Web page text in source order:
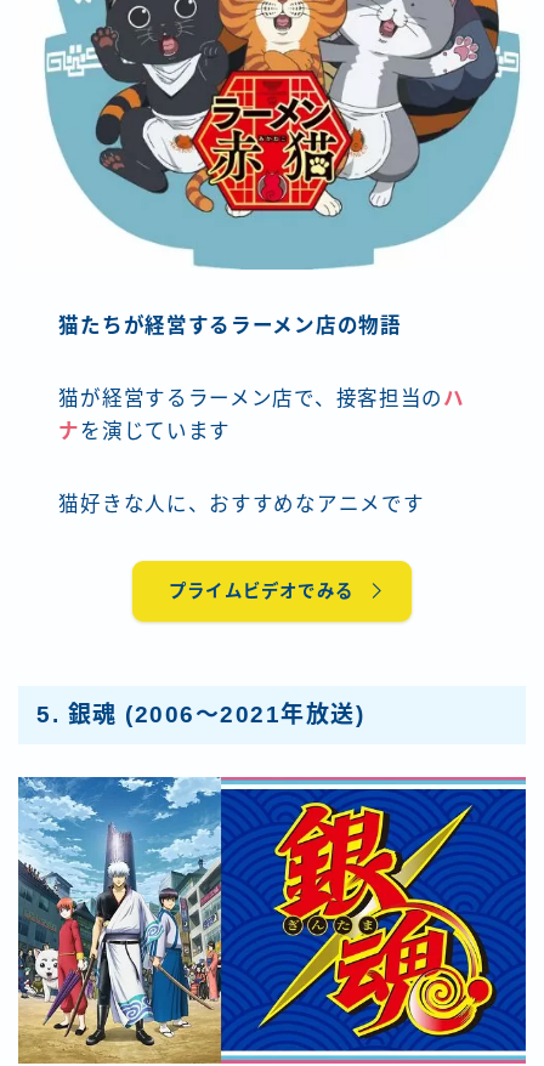
猫たちが経営するラーメン店の物語
猫が経営するラーメン店で、接客担当の ハ
ナを演じています
猫好きな人に、おすすめなアニメです
プライムビデオでみる
5. 銀魂 (2006～2021年放送)